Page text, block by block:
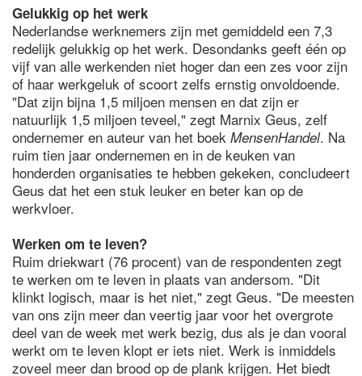
Gelukkig op het werk
Nederlandse werknemers zijn met gemiddeld een 7,3
redelijk gelukkig op het werk. Desondanks geeft één op
vijf van alle werkenden niet hoger dan een zes voor zijn
of haar werkgeluk of scoort zelfs ernstig onvoldoende.
"Dat zijn bijna 1,5 miljoen mensen en dat zijn er
natuurlijk 1,5 miljoen teveel," zegt Marnix Geus, zelf
ondernemer en auteur van het boek MensenHandel. Na
ruim tien jaar ondernemen en in de keuken van
honderden organisaties te hebben gekeken, concludeert
Geus dat het een stuk leuker en beter kan op de
werkvloer.
Werken om te leven?
Ruim driekwart (76 procent) van de respondenten zegt
te werken om te leven in plaats van andersom. "Dit
klinkt logisch, maar is het niet," zegt Geus. "De meesten
van ons zijn meer dan veertig jaar voor het overgrote
deel van de week met werk bezig, dus als je dan vooral
werkt om te leven klopt er iets niet. Werk is inmiddels
zoveel meer dan brood op de plank krijgen. Het biedt